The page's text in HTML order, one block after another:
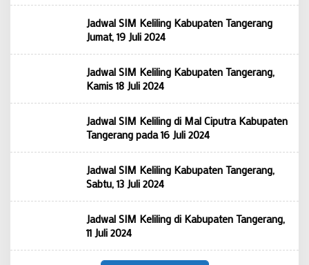
Jadwal SIM Keliling Kabupaten Tangerang
Jumat, 19 Juli 2024
Jadwal SIM Keliling Kabupaten Tangerang,
Kamis 18 Juli 2024
Jadwal SIM Keliling di Mal Ciputra Kabupaten
Tangerang pada 16 Juli 2024
Jadwal SIM Keliling Kabupaten Tangerang,
Sabtu, 13 Juli 2024
Jadwal SIM Keliling di Kabupaten Tangerang,
11 Juli 2024